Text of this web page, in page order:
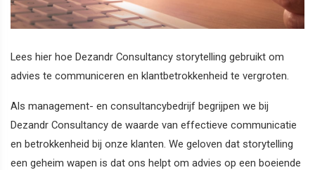
Lees hier hoe Dezandr Consultancy storytelling gebruikt om
advies te communiceren en klantbetrokkenheid te vergroten.
Als management- en consultancybedrijf begrijpen we bij
Dezandr Consultancy de waarde van effectieve communicatie
en betrokkenheid bij onze klanten. We geloven dat storytelling
een geheim wapen is dat ons helpt om advies op een boeiende